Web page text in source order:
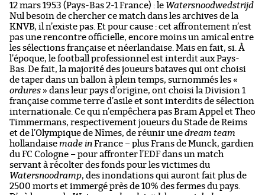
12 mars 1953 (Pays-Bas 2-1 France) : le Watersnoodwedstrijd
Nul besoin de chercher ce match dans les archives de la
KNVB, il n’existe pas. Et pour cause : cet affrontement n’est
pas une rencontre officielle, encore moins un amical entre
les sélections française et néerlandaise. Mais en fait, si. À
l’époque, le football professionnel est interdit aux Pays-
Bas. De fait, la majorité des joueurs bataves qui ont choisi
de taper dans un ballon à plein temps, surnommés les «
ordures » dans leur pays d’origine, ont choisi la Division 1
française comme terre d’asile et sont interdits de sélection
internationale. Ce qui n’empêchera pas Bram Appel et Theo
Timmermans, respectivement joueurs du Stade de Reims
et de l’Olympique de Nîmes, de réunir une dream team
hollandaise made in France – plus Frans de Munck, gardien
du FC Cologne – pour affronter l’EDF dans un match
servant à récolter des fonds pour les victimes du
Watersnoodramp, des inondations qui auront fait plus de
2500 morts et immergé près de 10% des fermes du pays.